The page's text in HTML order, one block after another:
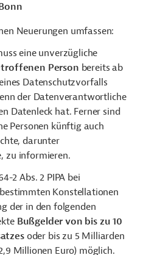
Neuerungen umfassen:
eine unverzügliche
Person bereits ab
Datenschutzvorfalls
der Datenverantwortliche
Datenleck hat. Ferner sind
Personen künftig auch
darunter
zu informieren.
2 Abs. 2 PIPA bei
Konstellationen
der in den folgenden
Bußgelder von bis zu 10
oder bis zu 5 Milliarden
Millionen Euro) möglich.